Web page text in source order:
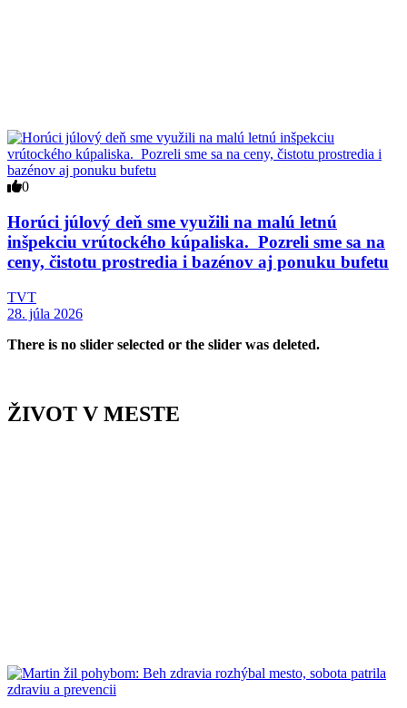
0
Horúci júlový deň sme využili na malú letnú
inšpekciu vrútockého kúpaliska. Pozreli sme sa na
ceny, čistotu prostredia i bazénov aj ponuku bufetu
TVT
28. júla 2026
There is no slider selected or the slider was deleted.
ŽIVOT V MESTE